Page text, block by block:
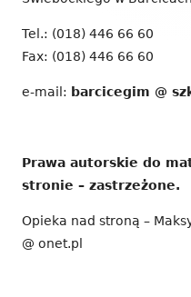
Tel.: (018) 446 66 60
Fax: (018) 446 66 60
e-mail: barcicegim @
Prawa autorskie do
stronie – zastrzeżone.
Opieka nad stroną –
@ onet.pl